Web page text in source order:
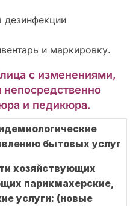
и маркировку.
с изменениями,
непосредственно
и педикюра.
бытовых услуг
хозяйствующих
парикмахерские,
услуги: (новые